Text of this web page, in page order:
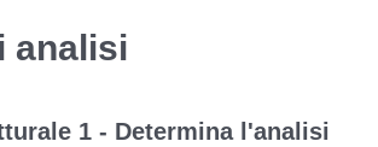
analisi
1 - Determina l'analisi